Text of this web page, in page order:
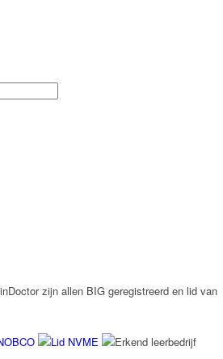
zijn allen BIG geregistreerd en lid van